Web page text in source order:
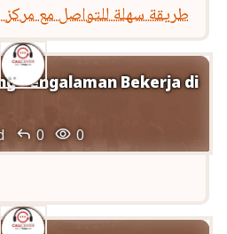
طريقة سهلة للتواصل مع مركز
Pengalaman Bekerja di
 0  0